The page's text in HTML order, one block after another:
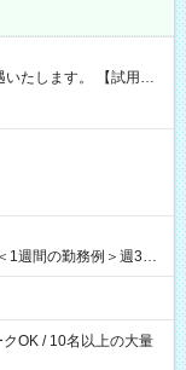
す。 【試用期
1週間の勤務例＞週3回
にお仕事
OK / 10名以上の大量